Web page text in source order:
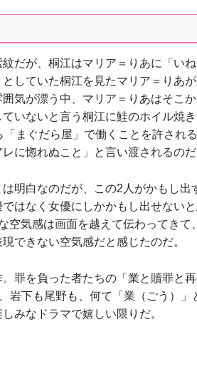
だが、桐江はマリア＝りあに「いね
していた桐江を見たマリア＝りあ
気が漂う中、マリア＝りあはそこ
いないと言う桐江に鮭のホイル焼き
まぐだら屋」で働くことを許され
に惚れぬこと」と言い渡されるのだ
明白なのだが、この2人がかもし出
はなく女優にしかかもし出せない
空気感は画面を越えて伝わってきて
できない空気感だと感じたのだ。
罪を負った者たちの「業と贖罪と
岩下も尾野も、何て「業（ごう）」
みなドラマで嬉しい限りだ。